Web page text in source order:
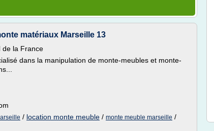
matériaux Marseille 13
de la France
dans la manipulation de monte-meubles et monte-
/ location monte meuble / monte meuble marseille /